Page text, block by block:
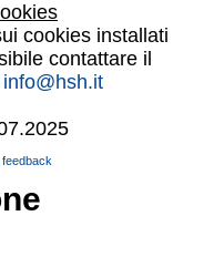
cookies installati
contattare il
info@hsh.it